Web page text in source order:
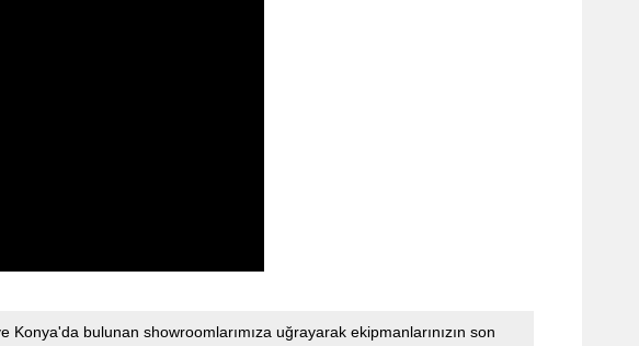
bulunan showroomlarımıza uğrayarak ekipmanlarınızın son